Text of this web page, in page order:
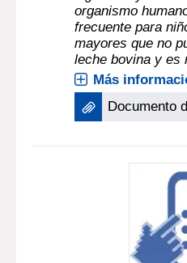
organismo
frecuente para
mayores que no
leche bovina y es
Más
Documento